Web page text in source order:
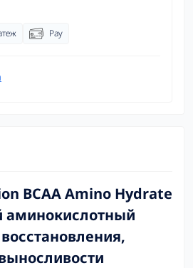
Pay
BCAA Amino Hydrate
аминокислотный